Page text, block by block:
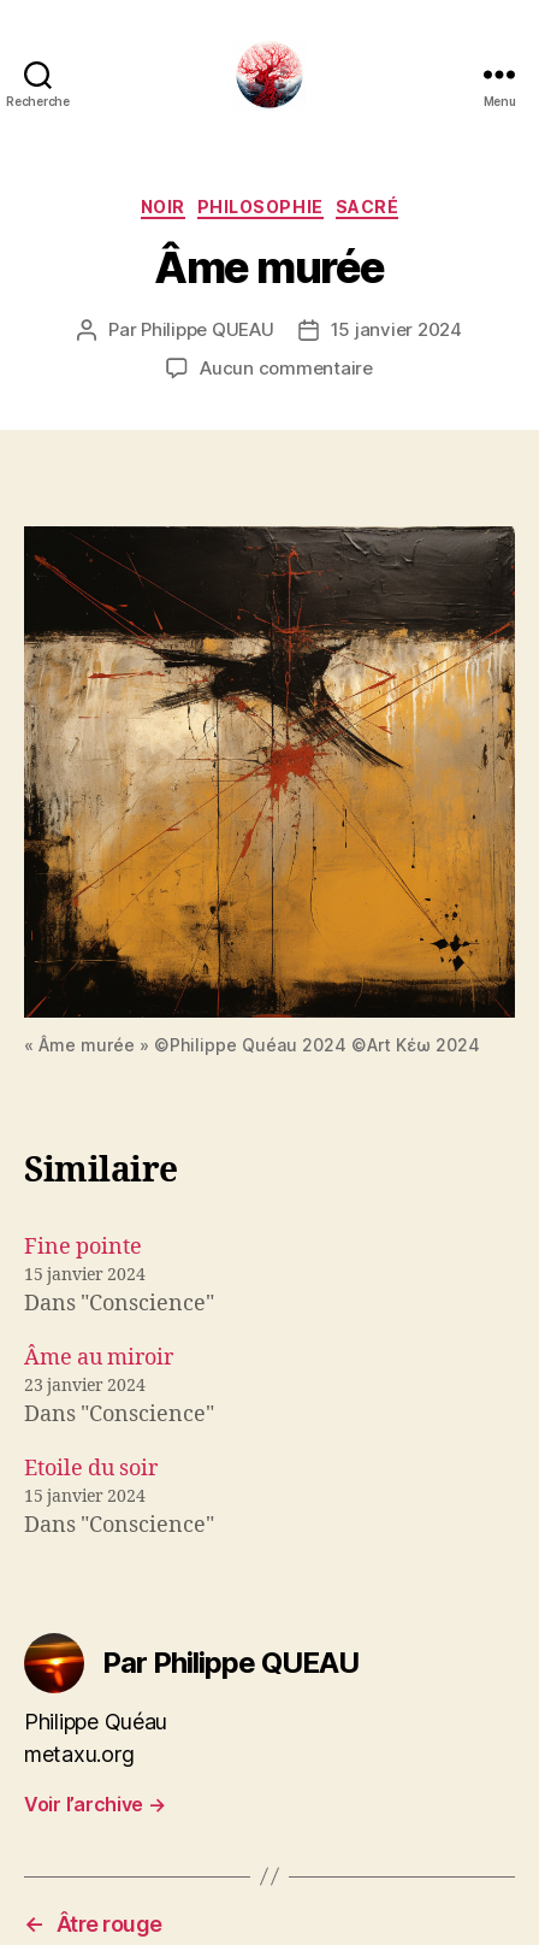
Recherche Menu
Catégories
NOIR PHILOSOPHIE SACRÉ
Âme murée
Auteur
Par Philippe QUEAU
Date15 janvier 2024
Aucun commentairesur
« Âme murée » ©Philippe Quéau 2024 ©Art Κέω 2024
Similaire
Fine pointe
15 janvier 2024
Dans "Conscience"
Âme au miroir
23 janvier 2024
Dans "Conscience"
Etoile du soir
15 janvier 2024
Dans "Conscience"
Par Philippe QUEAU
Philippe Quéau
metaxu.org
Voir l’archive →
←
Âtre rouge